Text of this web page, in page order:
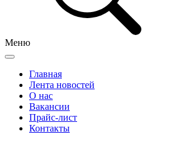
Меню
Главная
Лента новостей
О нас
Вакансии
Прайс-лист
Контакты